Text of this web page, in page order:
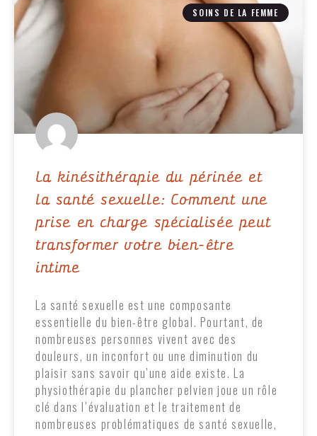
SOINS DE LA FEMME
La kinésithérapie du périnée et
la santé sexuelle: Comment une
prise en charge spécialisée peut
transformer votre bien-être
intime
La santé sexuelle est une composante
essentielle du bien-être global. Pourtant, de
nombreuses personnes vivent avec des
douleurs, un inconfort ou une diminution du
plaisir sans savoir qu’une aide existe. La
physiothérapie du plancher pelvien joue un rôle
clé dans l’évaluation et le traitement de
nombreuses problématiques de santé sexuelle,